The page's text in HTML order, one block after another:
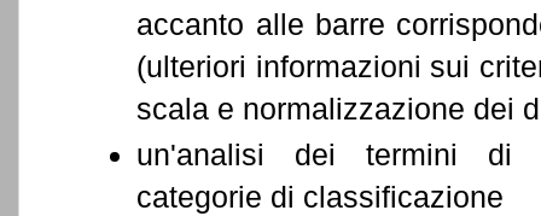
accanto alle barre
(ulteriori informazioni sui
scala e normalizzazione dei
un'analisi dei termini di
categorie di classificazione